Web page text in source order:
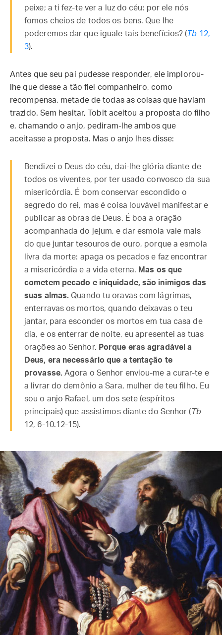
peixe; a ti fez-te ver a luz do céu: por ele nós
fomos cheios de todos os bens. Que lhe
poderemos dar que iguale tais benefícios? (Tb 12,
3).
Antes que seu pai pudesse responder, ele implorou-
lhe que desse a tão fiel companheiro, como
recompensa, metade de todas as coisas que haviam
trazido. Sem hesitar, Tobit aceitou a proposta do filho
e, chamando o anjo, pediram-lhe ambos que
aceitasse a proposta. Mas o anjo lhes disse:
Bendizei o Deus do céu, dai-lhe glória diante de
todos os viventes, por ter usado convosco da sua
misericórdia. É bom conservar escondido o
segredo do rei, mas é coisa louvável manifestar e
publicar as obras de Deus. É boa a oração
acompanhada do jejum, e dar esmola vale mais
do que juntar tesouros de ouro, porque a esmola
livra da morte: apaga os pecados e faz encontrar
a misericórdia e a vida eterna. Mas os que
cometem pecado e iniquidade, são inimigos das
suas almas. Quando tu oravas com lágrimas,
enterravas os mortos, quando deixavas o teu
jantar, para esconder os mortos em tua casa de
dia, e os enterrar de noite, eu apresentei as tuas
orações ao Senhor. Porque eras agradável a
Deus, era necessário que a tentação te
provasse. Agora o Senhor enviou-me a curar-te e
a livrar do demônio a Sara, mulher de teu filho. Eu
sou o anjo Rafael, um dos sete (espíritos
principais) que assistimos diante do Senhor ( Tb
12, 6-10.12-15).